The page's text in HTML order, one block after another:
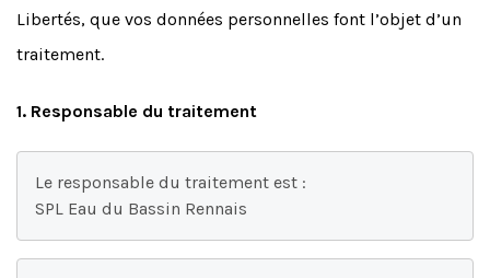
Libertés, que vos données personnelles font l’objet d’un
traitement.
1. Responsable du traitement
Le responsable du traitement est :
SPL Eau du Bassin Rennais